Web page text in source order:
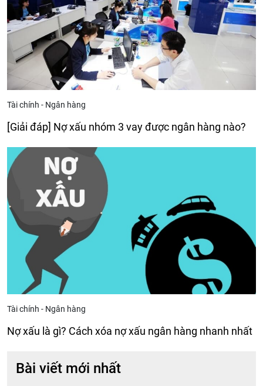
Tài chính - Ngân hàng
[Giải đáp] Nợ xấu nhóm 3 vay được ngân hàng nào?
Tài chính - Ngân hàng
Nợ xấu là gì? Cách xóa nợ xấu ngân hàng nhanh nhất
Bài viết mới nhất